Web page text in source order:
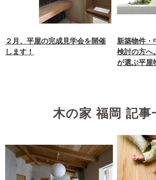
２月、平屋の完成見学会を開催
します！
新築物件・
検討の方へ
が選ぶ平屋
木の家 福岡 記事